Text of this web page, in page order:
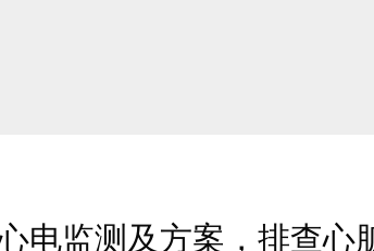
电监测及方案，排查心